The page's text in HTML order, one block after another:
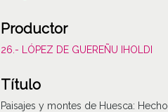
Productor
26.- LÓPEZ DE GUEREÑU IHOLDI
Título
Paisajes y montes de Huesca: Hecho